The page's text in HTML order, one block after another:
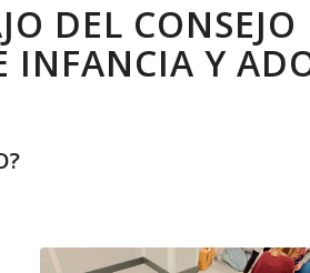
DEL
INFANCIA Y